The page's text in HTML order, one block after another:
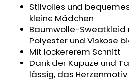
Stilvolles und
kleine Mädchen
Baumwolle-Sweatkleid
Polyester und Viskose
Mit lockererem Schnitt
Dank der Kapuze und
lässig, das
MITWACHSHOSE
DENIM